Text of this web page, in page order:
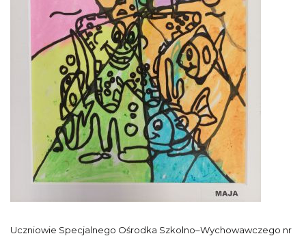
Uczniowie Specjalnego Ośrodka Szkolno–Wychowawczego nr